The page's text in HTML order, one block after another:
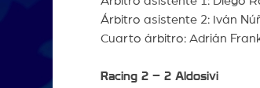
Árbitro asistente 2: Iván
Cuarto árbitro: Adrián
Racing 2 – 2 Aldosivi